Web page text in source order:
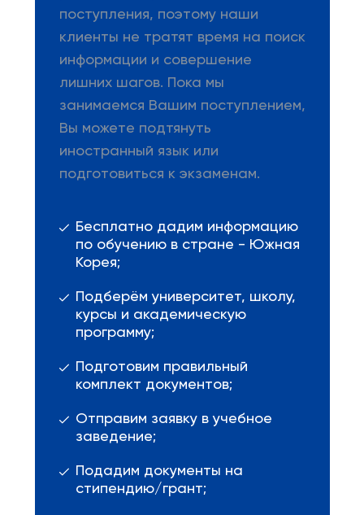
поступления, поэтому наши
клиенты не тратят время на поиск
информации и совершение
лишних шагов. Пока мы
занимаемся Вашим поступлением,
Вы можете подтянуть
иностранный язык или
подготовиться к экзаменам.
Бесплатно дадим информацию
по обучению в стране - Южная
Корея;
Подберём университет, школу,
курсы и академическую
программу;
Подготовим правильный
комплект документов;
Отправим заявку в учебное
заведение;
Подадим документы на
стипендию/грант;